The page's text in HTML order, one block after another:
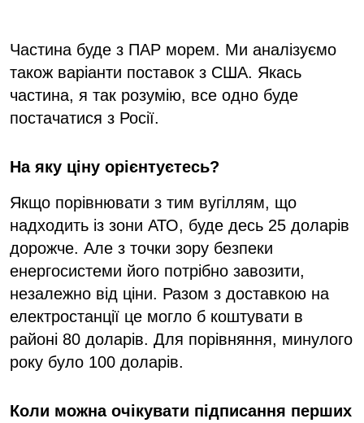
Частина буде з ПАР морем. Ми аналізуємо
також варіанти поставок з США. Якась
частина, я так розумію, все одно буде
постачатися з Росії.
На яку ціну орієнтуєтесь?
Якщо порівнювати з тим вугіллям, що
надходить із зони АТО, буде десь 25 доларів
дорожче. Але з точки зору безпеки
енергосистеми його потрібно завозити,
незалежно від ціни. Разом з доставкою на
електростанції це могло б коштувати в
районі 80 доларів. Для порівняння, минулого
року було 100 доларів.
Коли можна очікувати підписання перших